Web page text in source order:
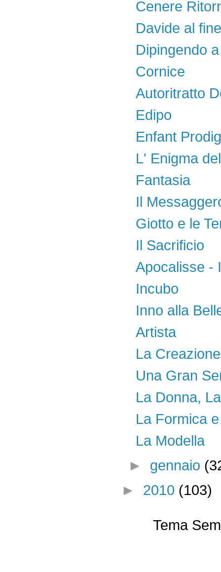
Cenere
Davide al
Dipingendo
Cornice
Autoritratto
Edipo
Enfant
L' Enigma
Fantasia
Il
Giotto e le
Il Sacrificio
Apocalisse -
Incubo
Inno alla
Artista
La
Una Gran
La Donna,
La Formica
La Modella
► gennaio
► 2010 (103)
Tema